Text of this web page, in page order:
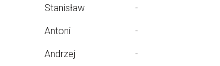
Stanisław -
Antoni -
Andrzej -